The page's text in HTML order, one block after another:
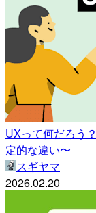
UXって何だろう
定的な違い〜
スギヤマ
2026.02.20